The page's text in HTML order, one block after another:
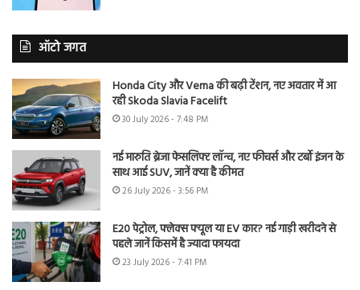
ऑटो जगत
Honda City और Verna की बढ़ी टेंशन, नए अवतार में आ
रही Skoda Slavia Facelift
30 July 2026 - 7:48 PM
नई मारुति ब्रेजा फेसलिफ्ट लॉन्च, नए फीचर्स और टर्बो इंजन के
साथ आई SUV, जानें क्या है कीमत
26 July 2026 - 3:56 PM
E20 पेट्रोल, फ्लेक्स फ्यूल या EV कार? नई गाड़ी खरीदने से
पहले जानें किसमें है ज्यादा फायदा
23 July 2026 - 7:41 PM